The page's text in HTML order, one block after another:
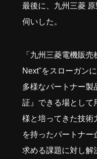
最後に、九州三菱
伺いした。
「九州三菱電機販
Next"をスローガン
多様なパートナー製
証』できる場として
様と培ってきた技術
を持ったパートナ
求める課題に対し解